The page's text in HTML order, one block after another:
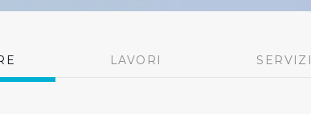
LAVORI SERVIZI